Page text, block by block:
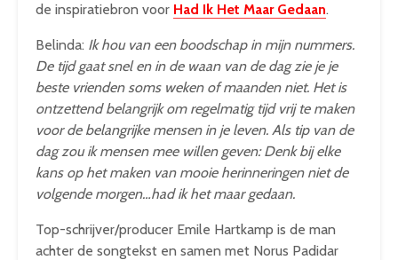
de inspiratiebron voor Had Ik Het Maar Gedaan.
Belinda: Ik hou van een boodschap in mijn nummers.
De tijd gaat snel en in de waan van de dag zie je je
beste vrienden soms weken of maanden niet. Het is
ontzettend belangrijk om regelmatig tijd vrij te maken
voor de belangrijke mensen in je leven. Als tip van de
dag zou ik mensen mee willen geven: Denk bij elke
kans op het maken van mooie herinneringen niet de
volgende morgen…had ik het maar gedaan.
Top-schrijver/producer Emile Hartkamp is de man
achter de songtekst en samen met Norus Padidar